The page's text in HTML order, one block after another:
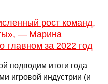
рост команд,
— Марина
главном за 2022 год
подводим итоги года
игровой индустрии (и